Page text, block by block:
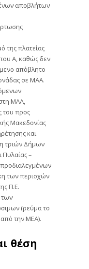
αποβλήτων
της πλατείας
Α, καθώς δεν
απόβλητο
σε ΜΑΑ.
ΜΑΑ,
του προς
Μακεδονίας
και
τριών Δήμων
Πυλαίας –
των περιοχών
Π.Ε.
των
(ρεύμα το
την ΜΕΑ).
θέση